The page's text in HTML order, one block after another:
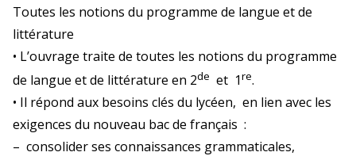
Toutes les notions du programme de langue et de
littérature
• L’ouvrage traite de toutes les notions du programme
de langue et de littérature en 2de et 1re.
• Il répond aux besoins clés du lycéen, en lien avec les
exigences du nouveau bac de français :
– consolider ses connaissances grammaticales,